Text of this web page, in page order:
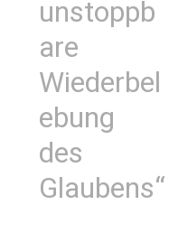
unstoppb
are
Wiederbel
ebung
des
Glaubens“